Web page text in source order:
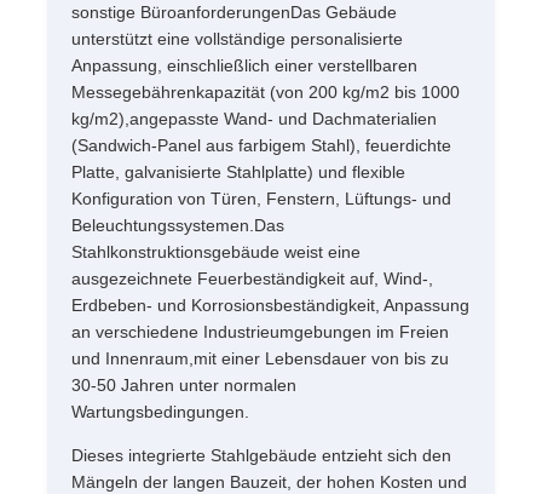
Stahlstruktur vorgefertigt
Stahlkonstruktionslager
Stahlstruktur Workshop
Stahlkonstruktion Gebäude
Stahlkonstruktion
Stahlrahmengebäude
Stahlkonstruktionsherstellung
sonstige BüroanforderungenDas Gebäude
unterstützt eine vollständige personalisierte
Anpassung, einschließlich einer verstellbaren
Messegebährenkapazität (von 200 kg/m2 bis 1000
kg/m2),angepasste Wand- und Dachmaterialien
(Sandwich-Panel aus farbigem Stahl), feuerdichte
Platte, galvanisierte Stahlplatte) und flexible
Konfiguration von Türen, Fenstern, Lüftungs- und
Beleuchtungssystemen.Das
Stahlkonstruktionsgebäude weist eine
ausgezeichnete Feuerbeständigkeit auf, Wind-,
Erdbeben- und Korrosionsbeständigkeit, Anpassung
an verschiedene Industrieumgebungen im Freien
und Innenraum,mit einer Lebensdauer von bis zu
30-50 Jahren unter normalen
Wartungsbedingungen.
Dieses integrierte Stahlgebäude entzieht sich den
Mängeln der langen Bauzeit, der hohen Kosten und